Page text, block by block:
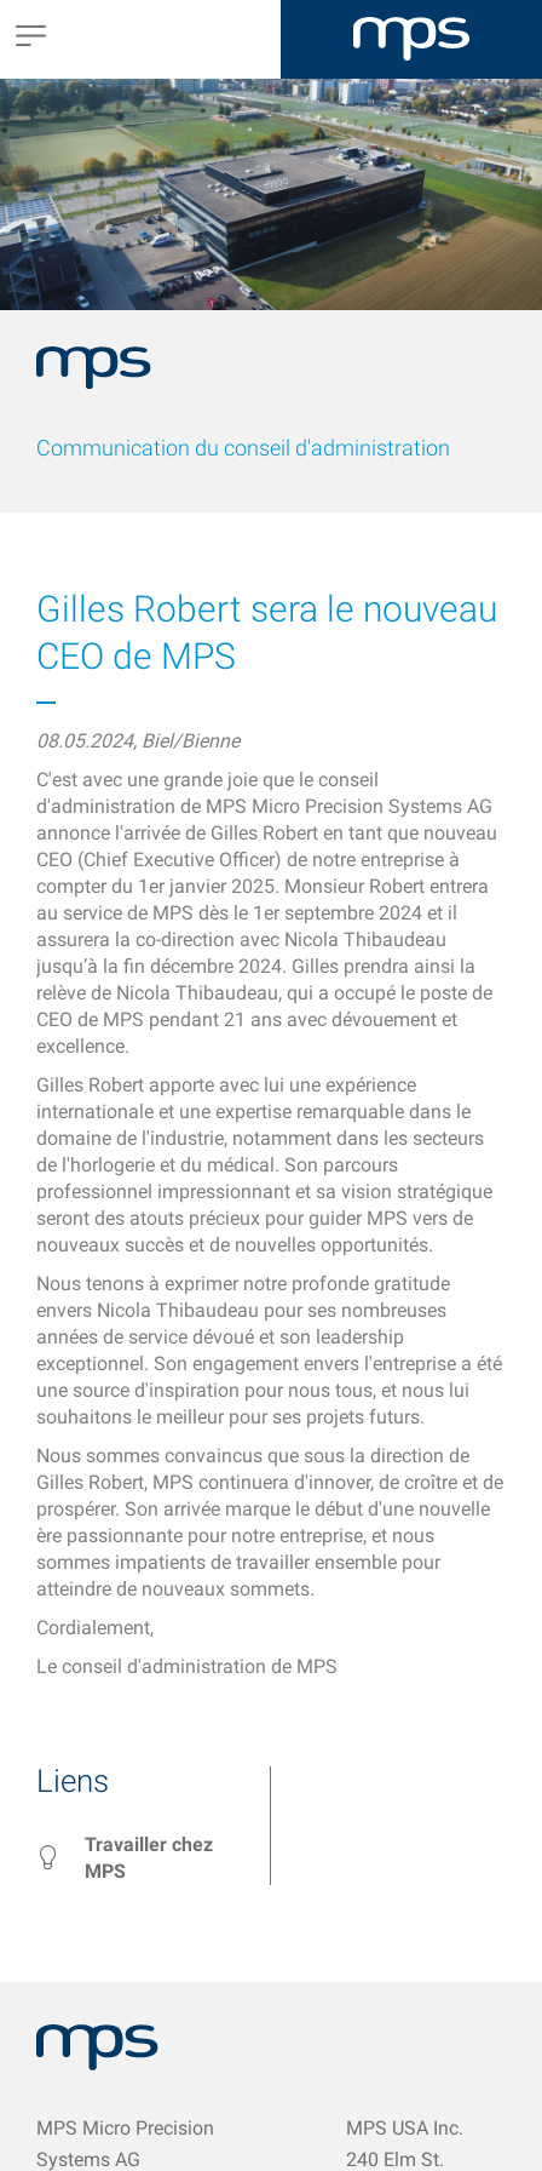
Communication du conseil d'administration
Gilles Robert sera le nouveau
CEO de MPS
08.05.2024, Biel/Bienne
C'est avec une grande joie que le conseil
d'administration de MPS Micro Precision Systems AG
annonce l'arrivée de Gilles Robert en tant que nouveau
CEO (Chief Executive Officer) de notre entreprise à
compter du 1er janvier 2025. Monsieur Robert entrera
au service de MPS dès le 1er septembre 2024 et il
assurera la co-direction avec Nicola Thibaudeau
jusqu’à la fin décembre 2024. Gilles prendra ainsi la
relève de Nicola Thibaudeau, qui a occupé le poste de
CEO de MPS pendant 21 ans avec dévouement et
excellence.
Gilles Robert apporte avec lui une expérience
internationale et une expertise remarquable dans le
domaine de l'industrie, notamment dans les secteurs
de l'horlogerie et du médical. Son parcours
professionnel impressionnant et sa vision stratégique
seront des atouts précieux pour guider MPS vers de
nouveaux succès et de nouvelles opportunités.
Nous tenons à exprimer notre profonde gratitude
envers Nicola Thibaudeau pour ses nombreuses
années de service dévoué et son leadership
exceptionnel. Son engagement envers l'entreprise a été
une source d'inspiration pour nous tous, et nous lui
souhaitons le meilleur pour ses projets futurs.
Nous sommes convaincus que sous la direction de
Gilles Robert, MPS continuera d'innover, de croître et de
prospérer. Son arrivée marque le début d'une nouvelle
ère passionnante pour notre entreprise, et nous
sommes impatients de travailler ensemble pour
atteindre de nouveaux sommets.
Cordialement,
Le conseil d'administration de MPS
Liens
Travailler chez
MPS
MPS Micro Precision
Systems AG
MPS USA Inc.
240 Elm St.